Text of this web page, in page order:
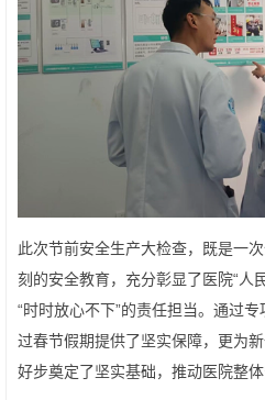
此次节前安全生产大检查，既是一
刻的安全教育，充分彰显了医院“人
“时时放心不下”的责任担当。通过
过春节假期提供了坚实保障，更为
好步奠定了坚实基础，推动医院整